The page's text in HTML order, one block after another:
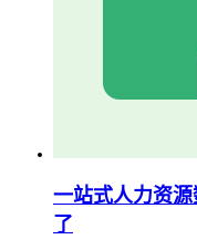
一站式人力资
了